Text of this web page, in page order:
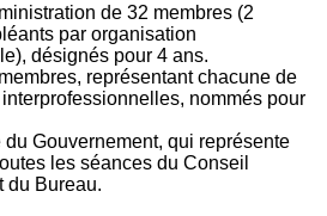
de 32 membres (2
par organisation
désignés pour 4 ans.
représentant chacune de
nommés pour
Gouvernement, qui représente
les séances du Conseil
du Bureau.